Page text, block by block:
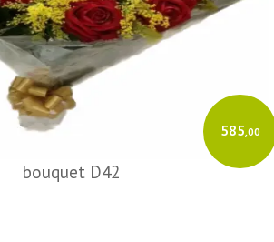
585,00
bouquet D42